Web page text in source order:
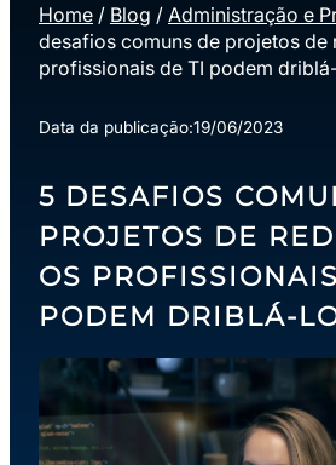
Home / Blog / Administração e
desafios comuns de projetos de
profissionais de TI podem
Data da publicação:19/06/2023
5 DESAFIOS
PROJETOS DE
OS
PODEM DRIBLÁ-